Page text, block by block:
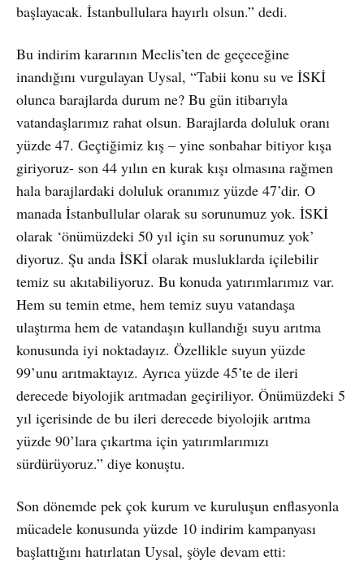
başlayacak. İstanbullulara hayırlı olsun.” dedi.
Bu indirim kararının Meclis’ten de geçeceğine
inandığını vurgulayan Uysal, “Tabii konu su ve İSKİ
olunca barajlarda durum ne? Bu gün itibarıyla
vatandaşlarımız rahat olsun. Barajlarda doluluk oranı
yüzde 47. Geçtiğimiz kış – yine sonbahar bitiyor kışa
giriyoruz- son 44 yılın en kurak kışı olmasına rağmen
hala barajlardaki doluluk oranımız yüzde 47’dir. O
manada İstanbullular olarak su sorunumuz yok. İSKİ
olarak ‘önümüzdeki 50 yıl için su sorunumuz yok’
diyoruz. Şu anda İSKİ olarak musluklarda içilebilir
temiz su akıtabiliyoruz. Bu konuda yatırımlarımız var.
Hem su temin etme, hem temiz suyu vatandaşa
ulaştırma hem de vatandaşın kullandığı suyu arıtma
konusunda iyi noktadayız. Özellikle suyun yüzde
99’unu arıtmaktayız. Ayrıca yüzde 45’te de ileri
derecede biyolojik arıtmadan geçiriliyor. Önümüzdeki 5
yıl içerisinde de bu ileri derecede biyolojik arıtma
yüzde 90’lara çıkartma için yatırımlarımızı
sürdürüyoruz.” diye konuştu.
Son dönemde pek çok kurum ve kuruluşun enflasyonla
mücadele konusunda yüzde 10 indirim kampanyası
başlattığını hatırlatan Uysal, şöyle devam etti: